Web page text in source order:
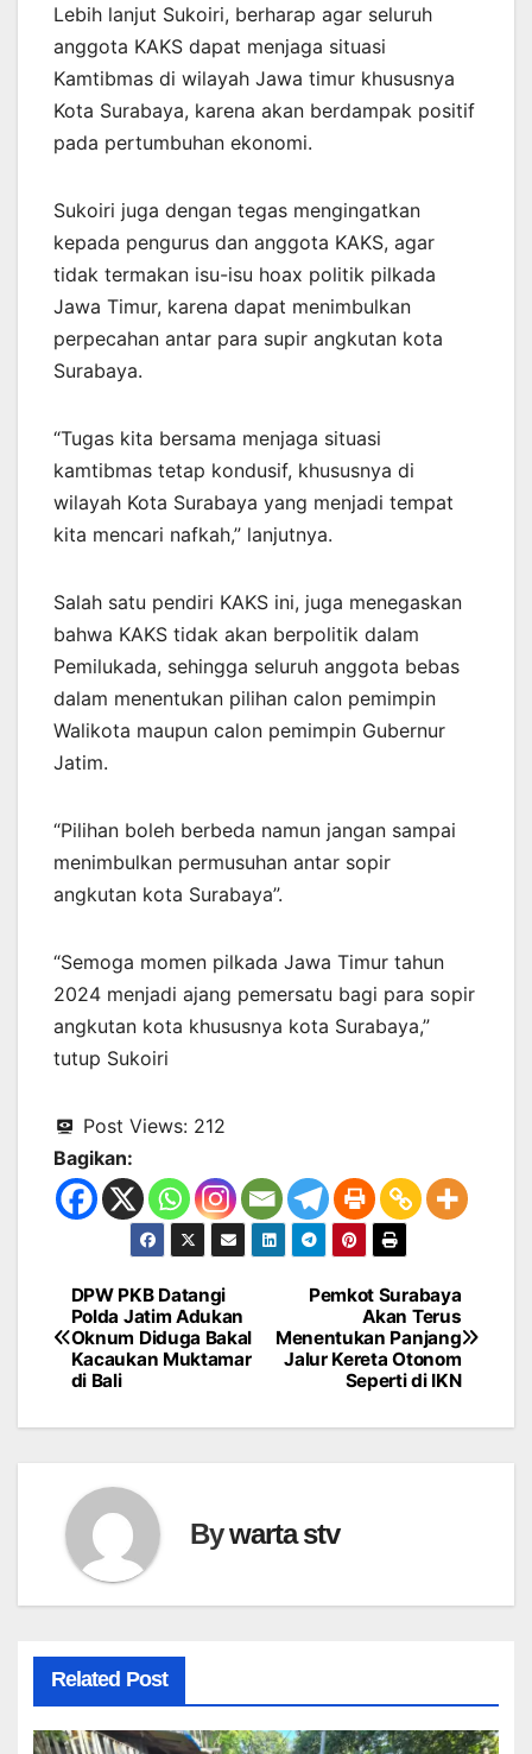
Lebih lanjut Sukoiri, berharap agar seluruh
anggota KAKS dapat menjaga situasi
Kamtibmas di wilayah Jawa timur khususnya
Kota Surabaya, karena akan berdampak positif
pada pertumbuhan ekonomi.
Sukoiri juga dengan tegas mengingatkan
kepada pengurus dan anggota KAKS, agar
tidak termakan isu-isu hoax politik pilkada
Jawa Timur, karena dapat menimbulkan
perpecahan antar para supir angkutan kota
Surabaya.
“Tugas kita bersama menjaga situasi
kamtibmas tetap kondusif, khususnya di
wilayah Kota Surabaya yang menjadi tempat
kita mencari nafkah,” lanjutnya.
Salah satu pendiri KAKS ini, juga menegaskan
bahwa KAKS tidak akan berpolitik dalam
Pemilukada, sehingga seluruh anggota bebas
dalam menentukan pilihan calon pemimpin
Walikota maupun calon pemimpin Gubernur
Jatim.
“Pilihan boleh berbeda namun jangan sampai
menimbulkan permusuhan antar sopir
angkutan kota Surabaya”.
“Semoga momen pilkada Jawa Timur tahun
2024 menjadi ajang pemersatu bagi para sopir
angkutan kota khususnya kota Surabaya,”
tutup Sukoiri
Post Views: 212
Bagikan:
Navigasi
pos
Pemkot Surabaya
Akan Terus
Menentukan Panjang
Jalur Kereta Otonom
Seperti di IKN
DPW PKB Datangi
Polda Jatim Adukan
Oknum Diduga Bakal
Kacaukan Muktamar
di Bali
Bywarta stv
Related Post